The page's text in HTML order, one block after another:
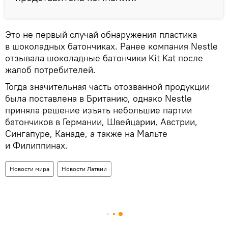
Это не первый случай обнаружения пластика
в шоколадных батончиках. Ранее компания Nestle
отзывала шоколадные батончики Kit Kat после
жалоб потребителей.
Тогда значительная часть отозванной продукции
была поставлена в Британию, однако Nestle
приняла решение изъять небольшие партии
батончиков в Германии, Швейцарии, Австрии,
Сингапуре, Канаде, а также на Мальте
и Филиппинах.
Новости мира Новости Латвии